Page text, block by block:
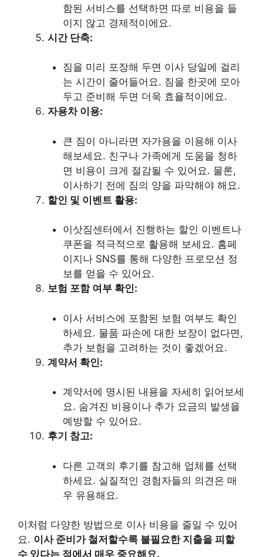
함된 서비스를 선택하면 따로 비용을 들
이지 않고 경제적이에요.
시간 단축:
짐을 미리 포장해 두면 이사 당일에 걸리
는 시간이 줄어들어요. 짐을 한곳에 모아
두고 준비해 두면 더욱 효율적이에요.
자용차 이용:
큰 짐이 아니라면 자가용을 이용해 이사
해보세요. 친구나 가족에게 도움을 청하
면 비용이 크게 절감될 수 있어요. 물론,
이사하기 전에 짐의 양을 파악해야 해요.
할인 및 이벤트 활용:
이삿짐센터에서 진행하는 할인 이벤트나
쿠폰을 적극적으로 활용해 보세요. 홈페
이지나 SNS를 통해 다양한 프로모션 정
보를 얻을 수 있어요.
보험 포함 여부 확인:
이사 서비스에 포함된 보험 여부도 확인
하세요. 물품 파손에 대한 보장이 없다면,
추가 보험을 고려하는 것이 좋겠어요.
계약서 확인:
계약서에 명시된 내용을 자세히 읽어보세
요. 숨겨진 비용이나 추가 요금의 발생을
예방할 수 있어요.
후기 참고:
다른 고객의 후기를 참고해 업체를 선택
하세요. 실질적인 경험자들의 의견은 매
우 유용해요.
이처럼 다양한 방법으로 이사 비용을 줄일 수 있어
요. 이사 준비가 철저할수록 불필요한 지출을 피할
수 있다는 점에서 매우 중요해요.